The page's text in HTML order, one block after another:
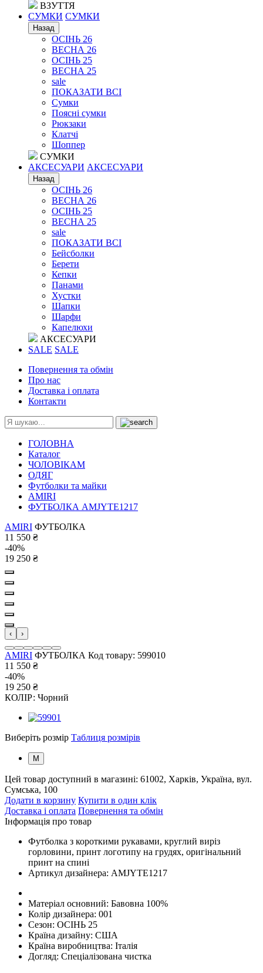
ВЗУТТЯ
СУМКИ СУМКИ
Назад
ОСІНЬ 26
ВЕСНА 26
ОСІНЬ 25
ВЕСНА 25
sale
ПОКАЗАТИ ВСІ
Сумки
Поясні сумки
Рюкзаки
Клатчі
Шоппер
СУМКИ
АКСЕСУАРИ АКСЕСУАРИ
Назад
ОСІНЬ 26
ВЕСНА 26
ОСІНЬ 25
ВЕСНА 25
sale
ПОКАЗАТИ ВСІ
Бейсболки
Берети
Кепки
Панами
Хустки
Шапки
Шарфи
Капелюхи
АКСЕСУАРИ
SALE SALE
Повернення та обмін
Про нас
Доставка і оплата
Контакти
ГОЛОВНА
Каталог
ЧОЛОВІКАМ
ОДЯГ
Футболки та майки
AMIRI
ФУТБОЛКА AMJYTE1217
AMIRI ФУТБОЛКА
11 550 ₴
-40%
19 250 ₴
‹ ›
AMIRI ФУТБОЛКА Код товару: 599010
11 550 ₴
-40%
19 250 ₴
КОЛІР: Чорний
Виберіть розмір Таблиця розмірів
M
Цей товар доступний в магазині: 61002, Харків, Україна, вул.
Сумська, 100
Додати в корзину Купити в один клік
Доставка і оплата Повернення та обмін
Інформація про товар
Футболка з короткими рукавами, круглий виріз
горловини, принт логотипу на грудях, оригінальний
принт на спині
Артикул дизайнера: AMJYTE1217
Матеріал основний: Бавовна 100%
Колір дизайнера: 001
Сезон: ОСІНЬ 25
Країна дизайну: США
Країна виробництва: Італія
Догляд: Спеціалізована чистка